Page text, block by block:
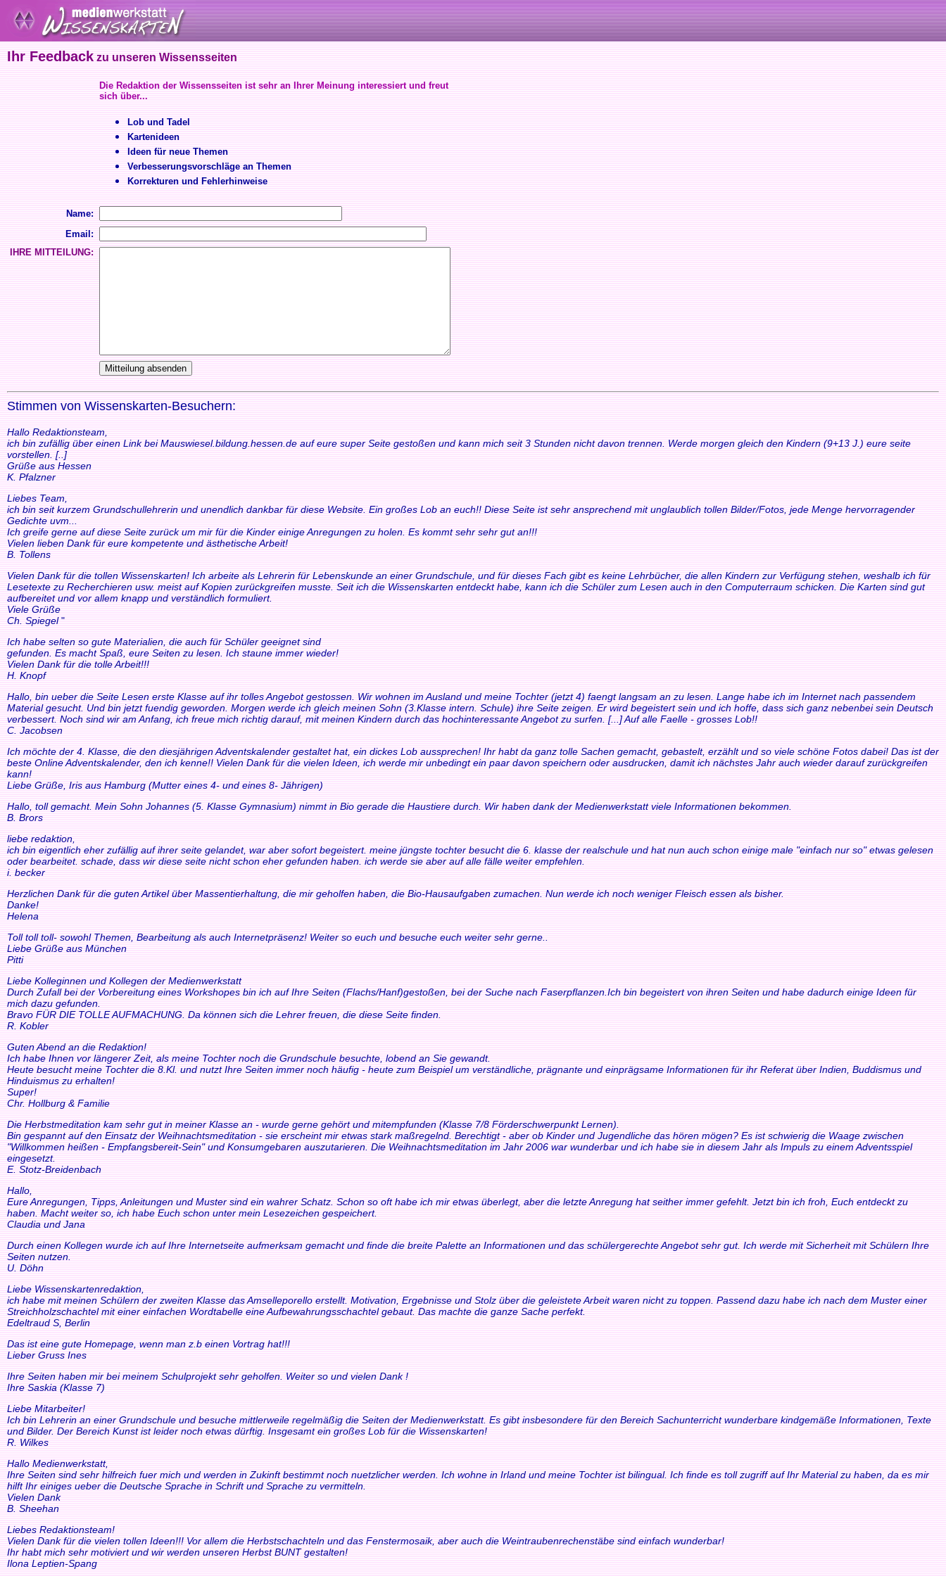
Ihr Feedback zu unseren Wissensseiten
Die Redaktion der Wissensseiten ist sehr an Ihrer Meinung interessiert und freut
sich über...
Lob und Tadel
Kartenideen
Ideen für neue Themen
Verbesserungsvorschläge an Themen
Korrekturen und Fehlerhinweise
Name:
Email:
IHRE MITTEILUNG:
Stimmen von Wissenskarten-Besuchern:
Hallo Redaktionsteam,
ich bin zufällig über einen Link bei Mauswiesel.bildung.hessen.de auf eure super Seite gestoßen und kann mich seit 3 Stunden nicht davon trennen. Werde morgen gleich den Kindern (9+13 J.) eure seite
vorstellen. [..]
Grüße aus Hessen
K. Pfalzner
Liebes Team,
ich bin seit kurzem Grundschullehrerin und unendlich dankbar für diese Website. Ein großes Lob an euch!! Diese Seite ist sehr ansprechend mit unglaublich tollen Bilder/Fotos, jede Menge hervorragender
Gedichte uvm...
Ich greife gerne auf diese Seite zurück um mir für die Kinder einige Anregungen zu holen. Es kommt sehr sehr gut an!!!
Vielen lieben Dank für eure kompetente und ästhetische Arbeit!
B. Tollens
Vielen Dank für die tollen Wissenskarten! Ich arbeite als Lehrerin für Lebenskunde an einer Grundschule, und für dieses Fach gibt es keine Lehrbücher, die allen Kindern zur Verfügung stehen, weshalb ich für
Lesetexte zu Recherchieren usw. meist auf Kopien zurückgreifen musste. Seit ich die Wissenskarten entdeckt habe, kann ich die Schüler zum Lesen auch in den Computerraum schicken. Die Karten sind gut
aufbereitet und vor allem knapp und verständlich formuliert.
Viele Grüße
Ch. Spiegel"
Ich habe selten so gute Materialien, die auch für Schüler geeignet sind
gefunden. Es macht Spaß, eure Seiten zu lesen. Ich staune immer wieder!
Vielen Dank für die tolle Arbeit!!!
H. Knopf
Hallo, bin ueber die Seite Lesen erste Klasse auf ihr tolles Angebot gestossen. Wir wohnen im Ausland und meine Tochter (jetzt 4) faengt langsam an zu lesen. Lange habe ich im Internet nach passendem
Material gesucht. Und bin jetzt fuendig geworden. Morgen werde ich gleich meinen Sohn (3.Klasse intern. Schule) ihre Seite zeigen. Er wird begeistert sein und ich hoffe, dass sich ganz nebenbei sein Deutsch
verbessert. Noch sind wir am Anfang, ich freue mich richtig darauf, mit meinen Kindern durch das hochinteressante Angebot zu surfen. [...] Auf alle Faelle - grosses Lob!!
C. Jacobsen
Ich möchte der 4. Klasse, die den diesjährigen Adventskalender gestaltet hat, ein dickes Lob aussprechen! Ihr habt da ganz tolle Sachen gemacht, gebastelt, erzählt und so viele schöne Fotos dabei! Das ist der
beste Online Adventskalender, den ich kenne!! Vielen Dank für die vielen Ideen, ich werde mir unbedingt ein paar davon speichern oder ausdrucken, damit ich nächstes Jahr auch wieder darauf zurückgreifen
kann!
Liebe Grüße, Iris aus Hamburg (Mutter eines 4- und eines 8- Jährigen)
Hallo, toll gemacht. Mein Sohn Johannes (5. Klasse Gymnasium) nimmt in Bio gerade die Haustiere durch. Wir haben dank der Medienwerkstatt viele Informationen bekommen.
B. Brors
liebe redaktion,
ich bin eigentlich eher zufällig auf ihrer seite gelandet, war aber sofort begeistert. meine jüngste tochter besucht die 6. klasse der realschule und hat nun auch schon einige male "einfach nur so" etwas gelesen
oder bearbeitet. schade, dass wir diese seite nicht schon eher gefunden haben. ich werde sie aber auf alle fälle weiter empfehlen.
i. becker
Herzlichen Dank für die guten Artikel über Massentierhaltung, die mir geholfen haben, die Bio-Hausaufgaben zumachen. Nun werde ich noch weniger Fleisch essen als bisher.
Danke!
Helena
Toll toll toll- sowohl Themen, Bearbeitung als auch Internetpräsenz! Weiter so euch und besuche euch weiter sehr gerne..
Liebe Grüße aus München
Pitti
Liebe Kolleginnen und Kollegen der Medienwerkstatt
Durch Zufall bei der Vorbereitung eines Workshopes bin ich auf Ihre Seiten (Flachs/Hanf)gestoßen, bei der Suche nach Faserpflanzen.Ich bin begeistert von ihren Seiten und habe dadurch einige Ideen für
mich dazu gefunden.
Bravo FÜR DIE TOLLE AUFMACHUNG. Da können sich die Lehrer freuen, die diese Seite finden.
R. Kobler
Guten Abend an die Redaktion!
Ich habe Ihnen vor längerer Zeit, als meine Tochter noch die Grundschule besuchte, lobend an Sie gewandt.
Heute besucht meine Tochter die 8.Kl. und nutzt Ihre Seiten immer noch häufig - heute zum Beispiel um verständliche, prägnante und einprägsame Informationen für ihr Referat über Indien, Buddismus und
Hinduismus zu erhalten!
Super!
Chr. Hollburg & Familie
Die Herbstmeditation kam sehr gut in meiner Klasse an - wurde gerne gehört und mitempfunden (Klasse 7/8 Förderschwerpunkt Lernen).
Bin gespannt auf den Einsatz der Weihnachtsmeditation - sie erscheint mir etwas stark maßregelnd. Berechtigt - aber ob Kinder und Jugendliche das hören mögen? Es ist schwierig die Waage zwischen
"Willkommen heißen - Empfangsbereit-Sein" und Konsumgebaren auszutarieren. Die Weihnachtsmeditation im Jahr 2006 war wunderbar und ich habe sie in diesem Jahr als Impuls zu einem Adventsspiel
eingesetzt.
E. Stotz-Breidenbach
Hallo,
Eure Anregungen, Tipps, Anleitungen und Muster sind ein wahrer Schatz. Schon so oft habe ich mir etwas überlegt, aber die letzte Anregung hat seither immer gefehlt. Jetzt bin ich froh, Euch entdeckt zu
haben. Macht weiter so, ich habe Euch schon unter mein Lesezeichen gespeichert.
Claudia und Jana
Durch einen Kollegen wurde ich auf Ihre Internetseite aufmerksam gemacht und finde die breite Palette an Informationen und das schülergerechte Angebot sehr gut. Ich werde mit Sicherheit mit Schülern Ihre
Seiten nutzen.
U. Döhn
Liebe Wissenskartenredaktion,
ich habe mit meinen Schülern der zweiten Klasse das Amselleporello erstellt. Motivation, Ergebnisse und Stolz über die geleistete Arbeit waren nicht zu toppen. Passend dazu habe ich nach dem Muster einer
Streichholzschachtel mit einer einfachen Wordtabelle eine Aufbewahrungsschachtel gebaut. Das machte die ganze Sache perfekt.
Edeltraud S, Berlin
Das ist eine gute Homepage, wenn man z.b einen Vortrag hat!!!
Lieber Gruss Ines
Ihre Seiten haben mir bei meinem Schulprojekt sehr geholfen. Weiter so und vielen Dank !
Ihre Saskia (Klasse 7)
Liebe Mitarbeiter!
Ich bin Lehrerin an einer Grundschule und besuche mittlerweile regelmäßig die Seiten der Medienwerkstatt. Es gibt insbesondere für den Bereich Sachunterricht wunderbare kindgemäße Informationen, Texte
und Bilder. Der Bereich Kunst ist leider noch etwas dürftig. Insgesamt ein großes Lob für die Wissenskarten!
R. Wilkes
Hallo Medienwerkstatt,
Ihre Seiten sind sehr hilfreich fuer mich und werden in Zukinft bestimmt noch nuetzlicher werden. Ich wohne in Irland und meine Tochter ist bilingual. Ich finde es toll zugriff auf Ihr Material zu haben, da es mir
hilft Ihr einiges ueber die Deutsche Sprache in Schrift und Sprache zu vermitteln.
Vielen Dank
B. Sheehan
Liebes Redaktionsteam!
Vielen Dank für die vielen tollen Ideen!!! Vor allem die Herbstschachteln und das Fenstermosaik, aber auch die Weintraubenrechenstäbe sind einfach wunderbar!
Ihr habt mich sehr motiviert und wir werden unseren Herbst BUNT gestalten!
Ilona Leptien-Spang